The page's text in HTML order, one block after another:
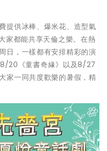
提供冰棒、爆米花、造型氣
家都能共享天倫之樂。在熱
日，一樣都有安排精彩的演
20《童書奇緣》以及8/27
家一同共度歡樂的暑假，精